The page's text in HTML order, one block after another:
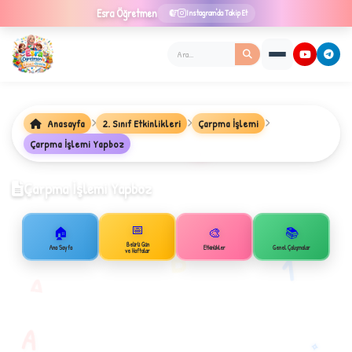
Esra Öğretmen Instagram'da Takip Et
B
✧
Anasayfa 2. Sınıf Etkinlikleri
Çarpma İşlemi
Çarpma İşlemi Yapboz
Çarpma İşlemi Yapboz
🏠
Ana Sayfa
📅
Belirli Gün
ve Haftalar
🎨
Etkinlikler
📚
Genel Çalışmalar
1